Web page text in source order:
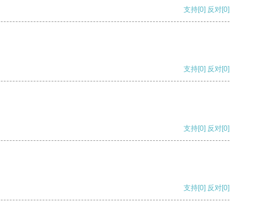
支持[0] 反对[0]
支持[0] 反对[0]
支持[0] 反对[0]
支持[0] 反对[0]